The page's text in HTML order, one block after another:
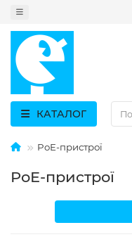
КАТАЛОГ
PoE-пристрої
PoE-пристрої